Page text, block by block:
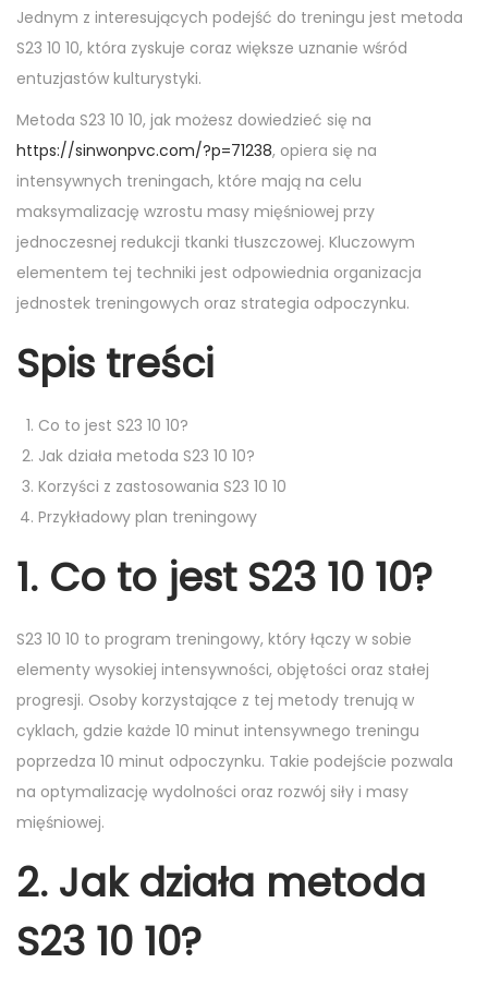
n
n
Jednym z interesujących podejść do treningu jest metoda
S23 10 10, która zyskuje coraz większe uznanie wśród
entuzjastów kulturystyki.
Metoda S23 10 10, jak możesz dowiedzieć się na
https://sinwonpvc.com/?p=71238, opiera się na
intensywnych treningach, które mają na celu
maksymalizację wzrostu masy mięśniowej przy
jednoczesnej redukcji tkanki tłuszczowej. Kluczowym
elementem tej techniki jest odpowiednia organizacja
jednostek treningowych oraz strategia odpoczynku.
Spis treści
Co to jest S23 10 10?
Jak działa metoda S23 10 10?
Korzyści z zastosowania S23 10 10
Przykładowy plan treningowy
1. Co to jest S23 10 10?
S23 10 10 to program treningowy, który łączy w sobie
elementy wysokiej intensywności, objętości oraz stałej
progresji. Osoby korzystające z tej metody trenują w
cyklach, gdzie każde 10 minut intensywnego treningu
poprzedza 10 minut odpoczynku. Takie podejście pozwala
na optymalizację wydolności oraz rozwój siły i masy
mięśniowej.
2. Jak działa metoda
S23 10 10?